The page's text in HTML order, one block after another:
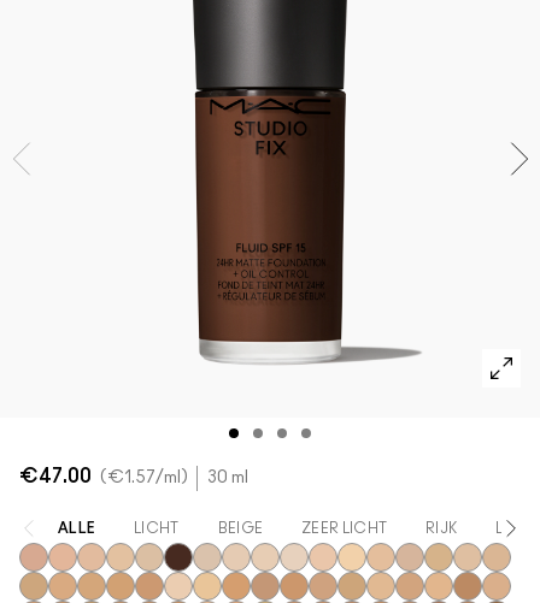
SHOP ALLES GEZICHT
SHOP ALLES OGEN
SHOP ALLE BORSTELS
€47.00 €1.57/ml 30 ml
ALLE LICHT BEIGE ZEER LICHT RIJK
N12N11N18N10NC5NW63
NC10NW5NW10NC12N4 NC13NW13N4.5NC15N4.75NC16